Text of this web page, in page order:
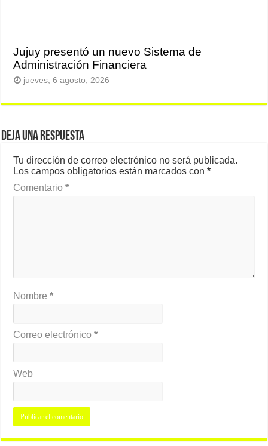
Jujuy presentó un nuevo Sistema de
Administración Financiera
jueves, 6 agosto, 2026
Deja una respuesta
Tu dirección de correo electrónico no será publicada.
Los campos obligatorios están marcados con*
Comentario*
Nombre*
Correo electrónico*
Web